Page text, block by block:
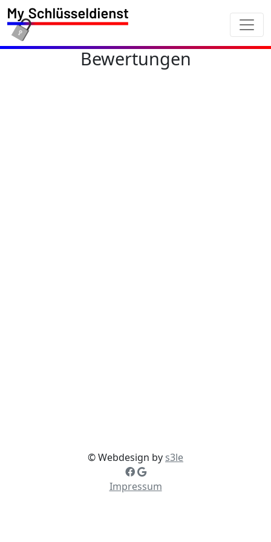
Bewertungen
© Webdesign by s3le
Impressum